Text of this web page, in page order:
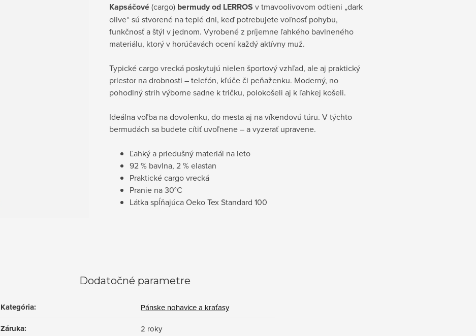
Kapsáčové(cargo) bermudy od LERROS v tmavoolivovom odtieni „dark
olive“ sú stvorené na teplé dni, keď potrebujete voľnosť pohybu,
funkčnosť a štýl v jednom. Vyrobené z príjemne ľahkého bavlneného
materiálu, ktorý v horúčavách ocení každý aktívny muž.
Typické cargo vrecká poskytujú nielen športový vzhľad, ale aj praktický
priestor na drobnosti – telefón, kľúče či peňaženku. Moderný, no
pohodlný strih výborne sadne k tričku, polokošeli aj k ľahkej košeli.
Ideálna voľba na dovolenku, do mesta aj na víkendovú túru. V týchto
bermudách sa budete cítiť uvoľnene – a vyzerať upravene.
Ľahký a priedušný materiál na leto
92 % bavlna, 2 % elastan
Praktické cargo vrecká
Pranie na30°C
Látka spĺňajúca Oeko Tex Standard 100
Dodatočné parametre
Kategória: Pánske nohavice a kraťasy
Záruka: 2 roky